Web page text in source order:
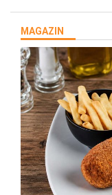
MAGAZIN